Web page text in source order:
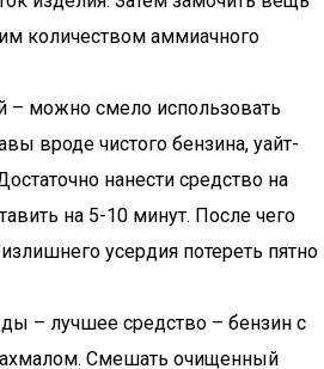
количеством аммиачного
– можно смело использовать
вроде чистого бензина, уайт-
нанести средство на
на 5-10 минут. После чего
усердия потереть пятно
– лучшее средство – бензин с
Смешать очищенный